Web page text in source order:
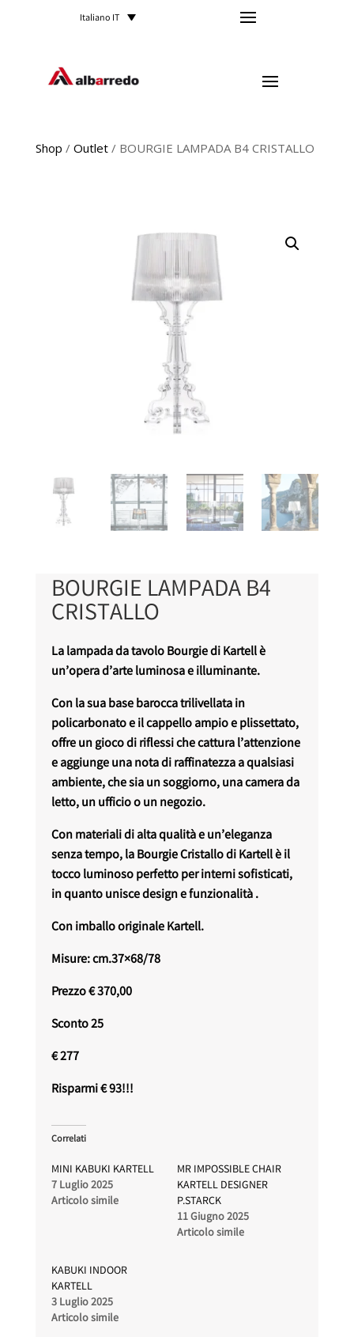
Italiano IT
Shop / Outlet/ BOURGIE LAMPADA B4 CRISTALLO
BOURGIE LAMPADA B4
CRISTALLO
La lampada da tavolo Bourgie di Kartell è
un’opera d’arte luminosa e illuminante.
Con la sua base barocca trilivellata in
policarbonato e il cappello ampio e plissettato,
offre un gioco di riflessi che cattura l’attenzione
e aggiunge una nota di raffinatezza a qualsiasi
ambiente, che sia un soggiorno, una camera da
letto, un ufficio o un negozio.
Con materiali di alta qualità e un’eleganza
senza tempo, la Bourgie Cristallo di Kartell è il
tocco luminoso perfetto per interni sofisticati,
in quanto unisce design e funzionalità .
Con imballo originale Kartell.
Misure: cm.37×68/78
Prezzo € 370,00
Sconto 25
€ 277
Risparmi € 93!!!
Correlati
MINI KABUKI KARTELL
7 Luglio 2025
Articolo simile
MR IMPOSSIBLE CHAIR
KARTELL DESIGNER
P.STARCK
11 Giugno 2025
Articolo simile
KABUKI INDOOR
KARTELL
3 Luglio 2025
Articolo simile